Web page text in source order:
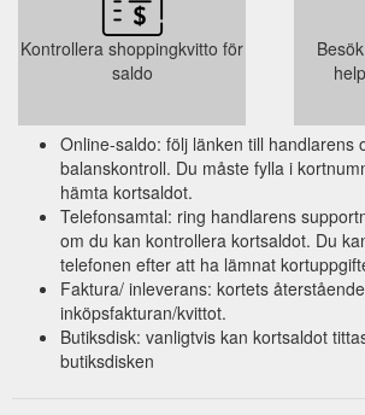
Kontrollera shoppingkvitto för
saldo
Online-saldo: följ länken till handlarens
balanskontroll. Du måste fylla i
hämta kortsaldot.
Telefonsamtal: ring handlarens
om du kan kontrollera kortsaldot. Du
telefonen efter att ha lämnat
Faktura/ inleverans: kortets
inköpsfakturan/kvittot.
Butiksdisk: vanligtvis kan kortsaldot
butiksdisken